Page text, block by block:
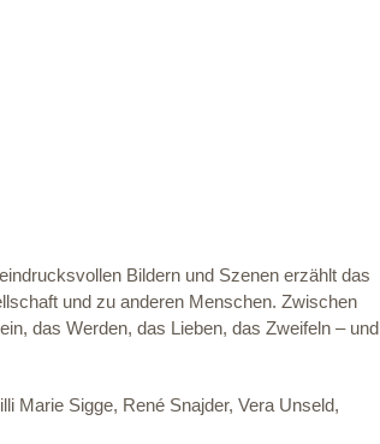
Bildern und Szenen erzählt das
und zu anderen Menschen. Zwischen
das Werden, das Lieben, das Zweifeln – und
Marie Sigge, René Snajder, Vera Unseld,